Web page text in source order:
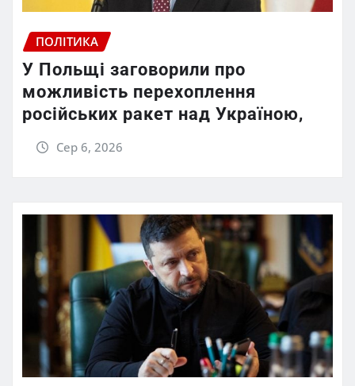
ПОЛІТИКА
У Польщі заговорили про
можливість перехоплення
російських ракет над Україною,
Сер 6, 2026